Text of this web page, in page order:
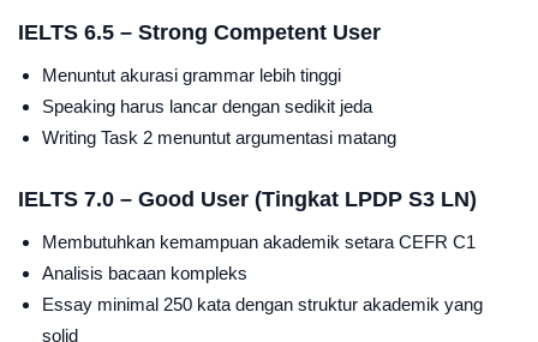
IELTS 6.5 – Strong Competent User
Menuntut akurasi grammar lebih tinggi
Speaking harus lancar dengan sedikit jeda
Writing Task 2 menuntut argumentasi matang
IELTS 7.0 – Good User (Tingkat LPDP S3 LN)
Membutuhkan kemampuan akademik setara CEFR C1
Analisis bacaan kompleks
Essay minimal 250 kata dengan struktur akademik yang
solid